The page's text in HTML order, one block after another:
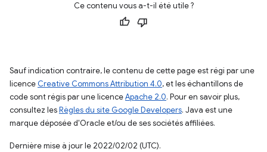
Ce contenu vous a-t-il été utile ?
Sauf indication contraire, le contenu de cette page est régi par une
licence Creative Commons Attribution 4.0, et les échantillons de
code sont régis par une licenceApache 2.0. Pour en savoir plus,
consultez lesRègles du site Google Developers. Java est une
marque déposée d'Oracle et/ou de ses sociétés affiliées.
Dernière mise à jour le 2022/02/02 (UTC).